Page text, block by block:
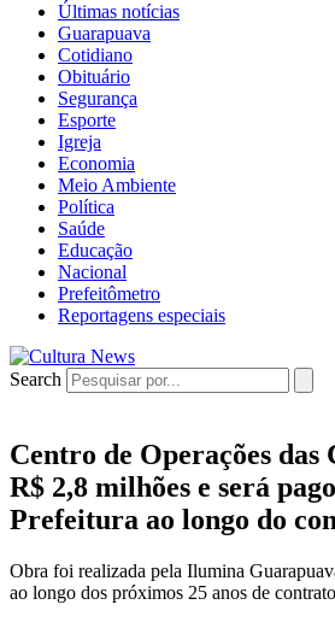
Últimas notícias
Guarapuava
Cotidiano
Obituário
Segurança
Esporte
Igreja
Economia
Meio Ambiente
Política
Saúde
Educação
Nacional
Prefeitômetro
Reportagens especiais
Search
Centro de Operações das
R$ 2,8 milhões e será
Prefeitura ao longo do
Obra foi realizada pela Ilumina
ao longo dos próximos 25 anos de